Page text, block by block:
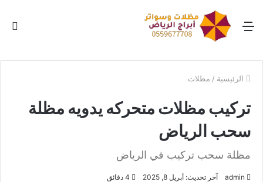
القائمة
الرئيسية / مظلات
تركيب مظلات متحركه يدويه مظلة
سحب الرياض
مظلة سحب تركيب في الرياض
admin آخر تحديث: أبريل 8, 2025